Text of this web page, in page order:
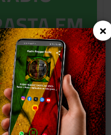
EM
×